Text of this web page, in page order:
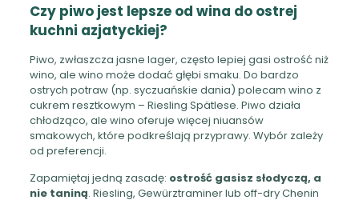
Czy piwo jest lepsze od wina do ostrej
kuchni azjatyckiej?
Piwo, zwłaszcza jasne lager, często lepiej gasi ostrość niż
wino, ale wino może dodać głębi smaku. Do bardzo
ostrych potraw (np. syczuańskie dania) polecam wino z
cukrem resztkowym – Riesling Spätlese. Piwo działa
chłodząco, ale wino oferuje więcej niuansów
smakowych, które podkreślają przyprawy. Wybór zależy
od preferencji.
Zapamiętaj jedną zasadę: ostrość gasisz słodyczą, a
nie taniną. Riesling, Gewürztraminer lub off-dry Chenin